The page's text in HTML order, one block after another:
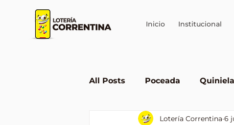
Inicio Institucional
All Posts Poceada Quiniela
Lotería en Corrientes
Lotería Correntina 6